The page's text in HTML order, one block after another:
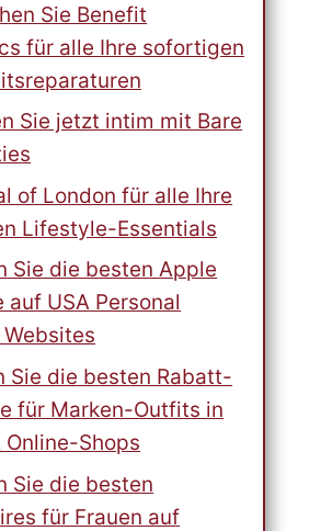
Sie Benefit
für alle Ihre sofortigen
Sie jetzt intim mit Bare
of London für alle Ihre
Lifestyle-Essentials
Sie die besten Apple
auf USA Personal
Sie die besten Rabatt-
für Marken-Outfits in
Online-Shops
Sie die besten
für Frauen auf